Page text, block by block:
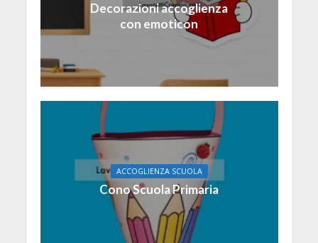
Decorazioni accoglienza
con emoticon
ACCOGLIENZA SCUOLA
Cono Scuola Primaria